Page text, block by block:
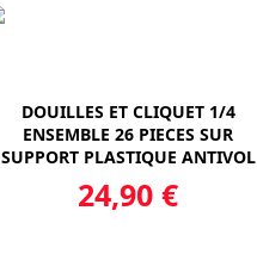
DOUILLES ET CLIQUET 1/4
ENSEMBLE 26 PIECES SUR
SUPPORT PLASTIQUE ANTIVOL
24,90 €